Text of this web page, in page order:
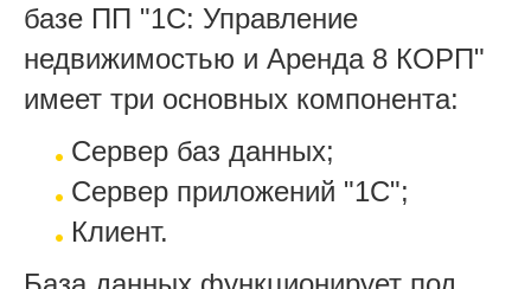
базе ПП "1С: Управление
недвижимостью и Аренда 8 КОРП"
имеет три основных компонента:
Сервер баз данных;
Сервер приложений "1С";
Клиент.